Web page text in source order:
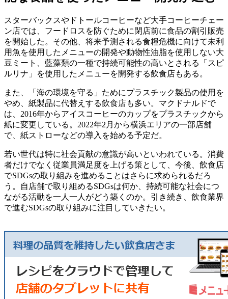
スターバックスやドトールコーヒーなど大手コーヒーチェー
ン店では、フードロスを防ぐために閉店前に食品の割引販売
を開始した。その他、将来予測される食糧危機に向けて未利
用魚を使用したメニューの開発や動物性油脂を使用しない大
豆ミート、藍藻類の一種で持続可能性の高いとされる「スピ
ルリナ」を使用したメニューを開発する飲食店もある。
また、「海の環境を守る」ためにプラスチック製品の使用を
やめ、紙製品に代替えする飲食店も多い。マクドナルドで
は、2016年からアイスコーヒーのカップをプラスチックから
紙に変更している。2022年2月から横浜エリアの一部店舗
で、紙ストローなどの導入を始める予定だ。
若い世代は特に社会貢献の意識が高いといわれている。消費
者だけでなく従業員満足度を上げる策として、今後、飲食店
でSDGsの取り組みを進めることはさらに求められるだろ
う。自店舗で取り組めるSDGsは何か、持続可能な社会につ
ながる活動を一人一人がどう築くのか。引き続き、飲食業界
で進むSDGsの取り組みに注目していきたい。